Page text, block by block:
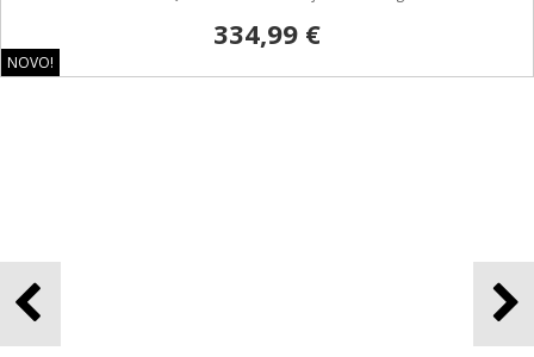
NOVO!
Brezplačna dostava!